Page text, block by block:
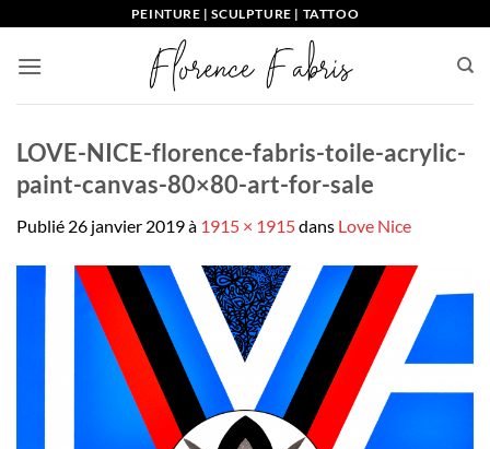
contenu
PEINTURE | SCULPTURE | TATTOO
LOVE-NICE-florence-fabris-toile-acrylic-
paint-canvas-80×80-art-for-sale
Publié 26 janvier 2019à 1915 × 1915dans Love Nice